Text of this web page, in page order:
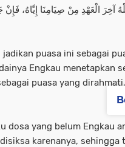
آخِرَ الْعَهْدِ مِنْ صِيَامِنَا إِيَّاهُ،
puasa ini sebagai
Engkau menetapkan
puasa yang
dosa yang belum Engkau
karenanya,